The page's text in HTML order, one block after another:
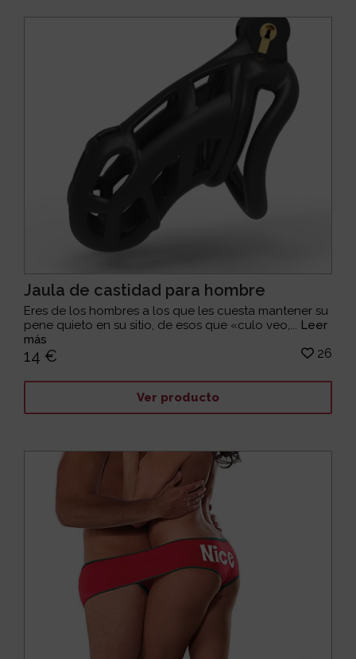
Jaula de castidad para hombre
Eres de los hombres a los que les cuesta mantener su
pene quieto en su sitio, de esos que «culo veo,... Leer
más
14 € 26
Ver producto